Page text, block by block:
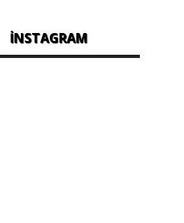
İNSTAGRAM